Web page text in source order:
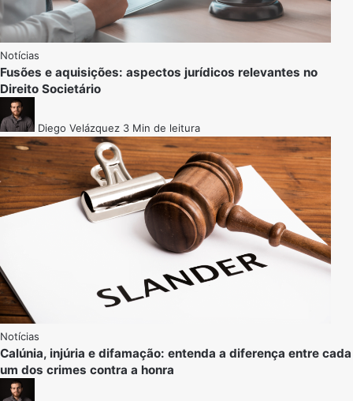
Notícias
Fusões e aquisições: aspectos jurídicos relevantes no
Direito Societário
Diego Velázquez 3 Min de leitura
Notícias
Calúnia, injúria e difamação: entenda a diferença entre cada
um dos crimes contra a honra